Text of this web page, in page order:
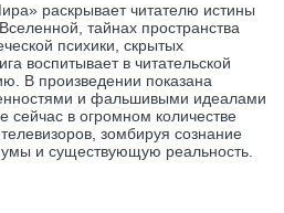
раскрывает читателю истины
тайнах пространства
психики, скрытых
воспитывает в читательской
В произведении показана
и фальшивыми идеалами
сейчас в огромном количестве
зомбируя сознание
и существующую реальность.